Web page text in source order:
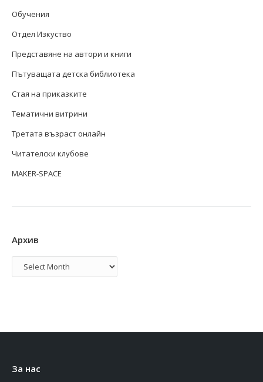
Обучения
Отдел Изкуство
Представяне на автори и книги
Пътуващата детска библиотека
Стая на приказките
Тематични витрини
Третата възраст онлайн
Читателски клубове
MAKER-SPACE
Архив
Архив
За нас